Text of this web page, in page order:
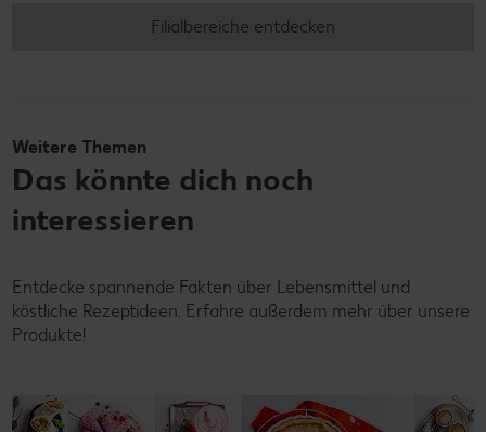
Filialbereiche entdecken
Weitere Themen
Das könnte dich noch
interessieren
Entdecke spannende Fakten über Lebensmittel und
köstliche Rezeptideen. Erfahre außerdem mehr über unsere
Produkte!